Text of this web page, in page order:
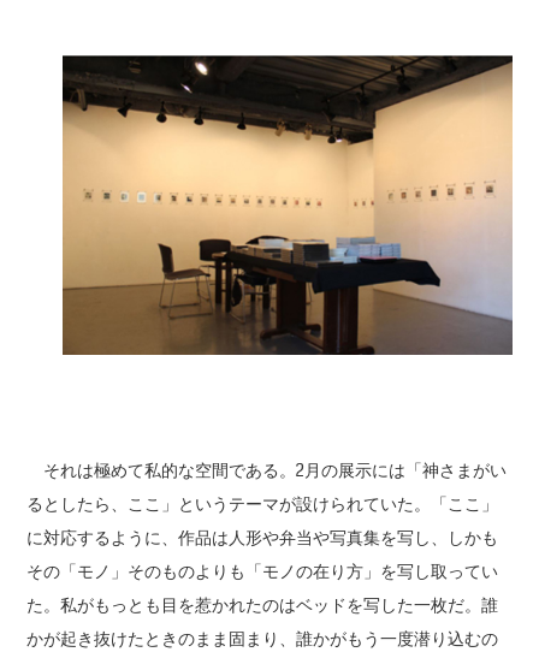
それは極めて私的な空間である。2月の展示には「神さまがい
るとしたら、ここ」というテーマが設けられていた。「ここ」
に対応するように、作品は人形や弁当や写真集を写し、しかも
その「モノ」そのものよりも「モノの在り方」を写し取ってい
た。私がもっとも目を惹かれたのはベッドを写した一枚だ。誰
かが起き抜けたときのまま固まり、誰かがもう一度潜り込むの